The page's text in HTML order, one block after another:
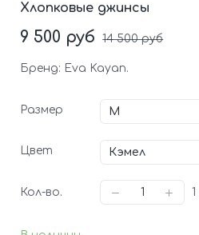
Хлопковые джинсы
9 500 руб 14 500 руб
Бренд: Eva Kayan.
Размер
Цвет
Кол-во. 1